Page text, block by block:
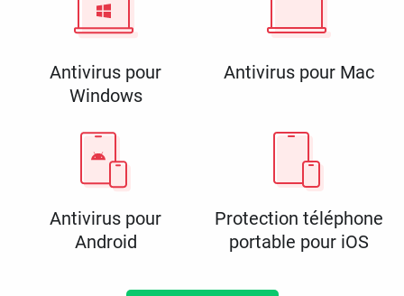
Antivirus pour
Windows
Antivirus pour Mac
Antivirus pour
Android
Protection téléphone
portable pour iOS